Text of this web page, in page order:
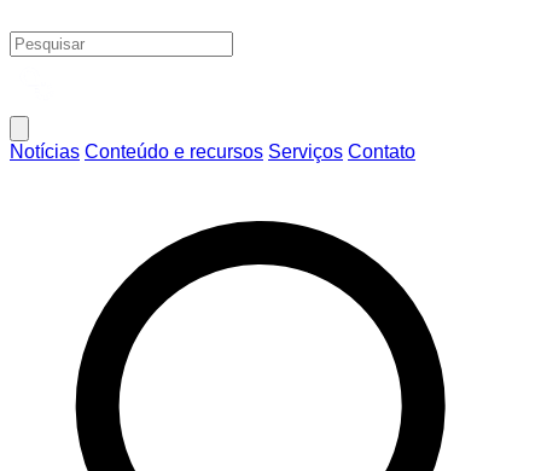
Notícias Conteúdo e recursos Serviços Contato